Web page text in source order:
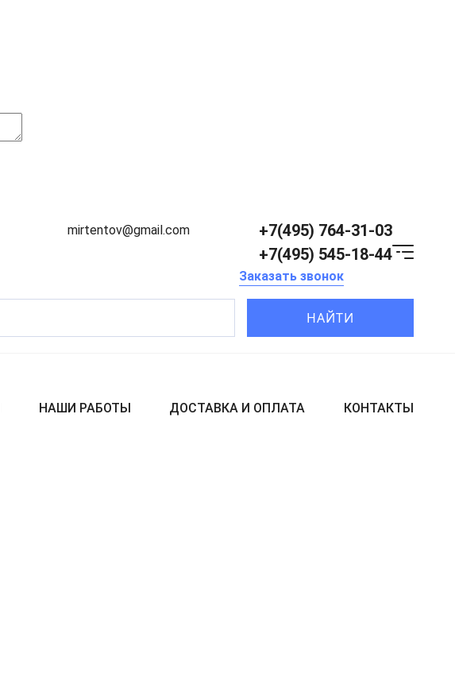
mirtentov@gmail.com
+7(495) 764-31-03
+7(495) 545-18-44
Заказать звонок
НАЙТИ
НАШИ РАБОТЫ ДОСТАВКА И ОПЛАТА КОНТАКТЫ